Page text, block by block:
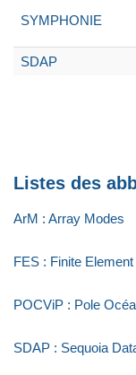
SYMPHONIE
SDAP
Listes des
ArM : Array Modes
FES : Finite
POCViP : Pole
SDAP : Sequoia